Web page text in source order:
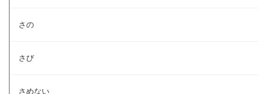
さの
さび
さめない